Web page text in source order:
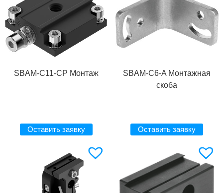
SBAM-C11-CP Монтаж
Оставить заявку
SBAM-C6-A Монтажная
скоба
Оставить заявку